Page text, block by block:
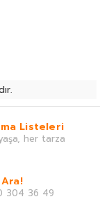
Listeleri
her tarza
304 36 49